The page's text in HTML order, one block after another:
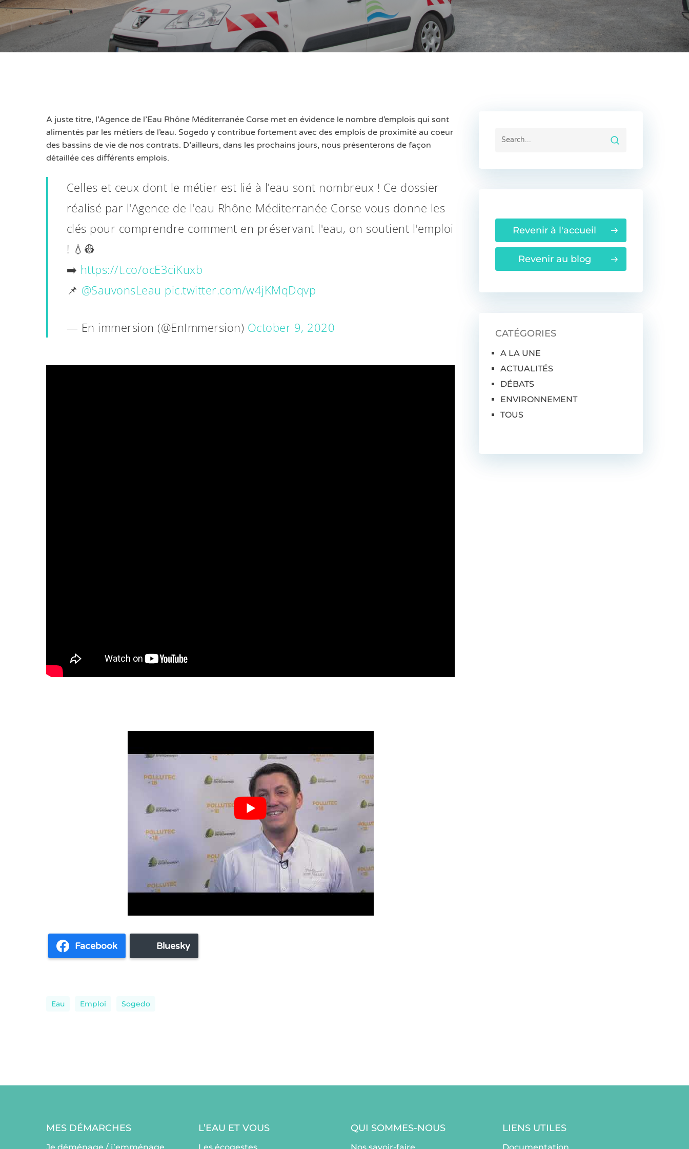
A juste titre, l’Agence de l’Eau Rhône Méditerranée Corse met en évidence le nombre d’emplois qui sont
alimentés par les métiers de l’eau. Sogedo y contribue fortement avec des emplois de proximité au coeur
des bassins de vie de nos contrats. D’ailleurs, dans les prochains jours, nous présenterons de façon
détaillée ces différents emplois.
Celles et ceux dont le métier est lié à l’eau sont nombreux ! Ce dossier
réalisé par l'Agence de l'eau Rhône Méditerranée Corse vous donne les
clés pour comprendre comment en préservant l'eau, on soutient l'emploi
! 💧👷
➡️ https://t.co/ocE3ciKuxb
📌 @SauvonsLeau pic.twitter.com/w4jKMqDqvp
— En immersion (@EnImmersion) October 9, 2020
Facebook Bluesky
Eau Emploi Sogedo
Revenir à l'accueil
Revenir au blog
CATÉGORIES
A LA UNE
ACTUALITÉS
DÉBATS
ENVIRONNEMENT
TOUS
MES DÉMARCHES L’EAU ET VOUS QUI SOMMES-NOUS LIENS UTILES